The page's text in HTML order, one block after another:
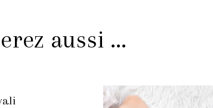
aussi ...